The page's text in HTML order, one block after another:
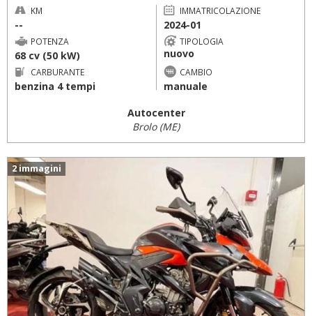
KM
--
IMMATRICOLAZIONE
2024-01
POTENZA
68 cv (50 kW)
TIPOLOGIA
nuovo
CARBURANTE
benzina 4 tempi
CAMBIO
manuale
Autocenter
Brolo (ME)
2 immagini